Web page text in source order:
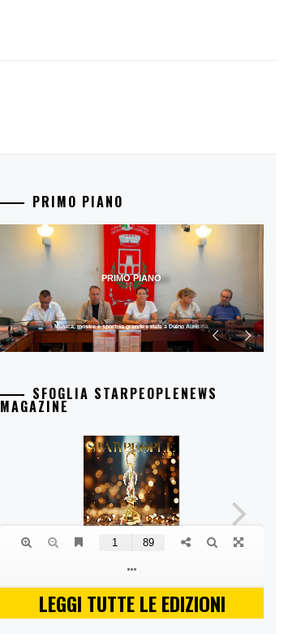
PRIMO PIANO
Musica, mostre e sport: la grande estate a Duino Aurisina
PRIMO PIANO
SFOGLIA STARPEOPLENEWS
MAGAZINE
LEGGI TUTTE LE EDIZIONI